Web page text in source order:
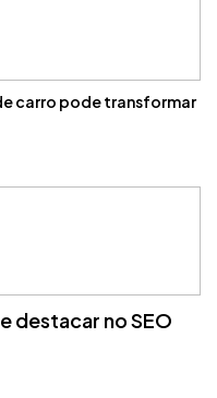
carro pode transformar
destacar no SEO